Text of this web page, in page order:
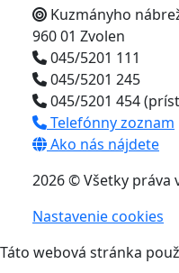
Kuzmányho
960 01 Zvolen
045/5201 111
045/5201 245
045/5201 454
Telefónny zoznam
Ako nás nájdete
2026 © Všetky práva
Nastavenie cookies
Táto webová stránka